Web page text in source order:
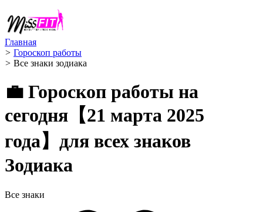
Главная
> Гороскоп работы
> Все знаки зодиака
💼 Гороскоп работы на
сегодня【21 марта 2025
года】для всех знаков
Зодиака
Все знаки